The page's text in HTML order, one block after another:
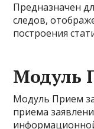
Предназначен
следов,
построения
Модуль
Модуль Прием
приема